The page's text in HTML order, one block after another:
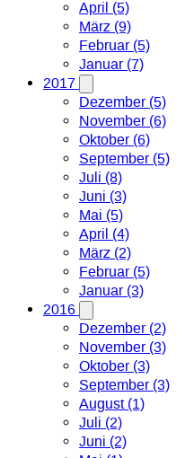
April (5)
März (9)
Februar (5)
Januar (7)
2017
Dezember (5)
November (6)
Oktober (6)
September (5)
Juli (8)
Juni (3)
Mai (5)
April (4)
März (2)
Februar (5)
Januar (3)
2016
Dezember (2)
November (3)
Oktober (3)
September (3)
August (1)
Juli (2)
Juni (2)